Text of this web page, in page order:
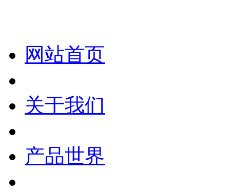
网站首页
关于我们
产品世界